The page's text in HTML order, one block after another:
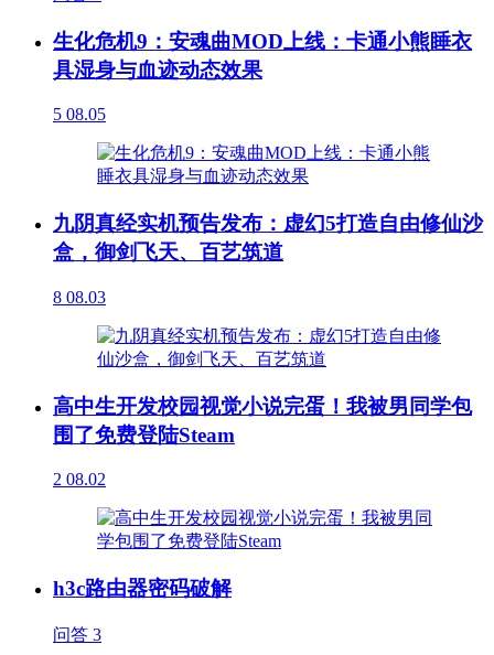
生化危机9：安魂曲MOD上线：卡通小熊睡衣
具湿身与血迹动态效果
5 08.05
九阴真经实机预告发布：虚幻5打造自由修仙沙
盒，御剑飞天、百艺筑道
8 08.03
高中生开发校园视觉小说完蛋！我被男同学包
围了免费登陆Steam
2 08.02
h3c路由器密码破解
问答 3